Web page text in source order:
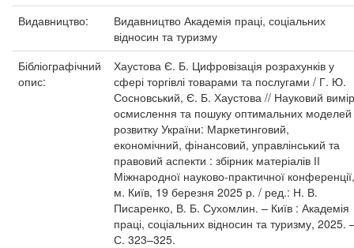
Видавництво:
Видавництво Академія праці, соціальних
відносин та туризму
Бібліографічний
опис:
Хаустова Є. Б. Цифровізація розрахунків у
сфері торгівлі товарами та послугами / Г. Ю.
Сосновський, Є. Б. Хаустова // Науковий вимір
осмислення та пошуку оптимальних моделей
розвитку України: Маркетинговий,
економічний, фінансовий, управлінський та
правовий аспекти : збірник матеріалів ІІ
Міжнародної науково-практичної конференції,
м. Київ, 19 березня 2025 р. / ред.: Н. В.
Писаренко, В. Б. Сухомлин. – Київ : Академія
праці, соціальних відносин та туризму, 2025.
С. 323–325.